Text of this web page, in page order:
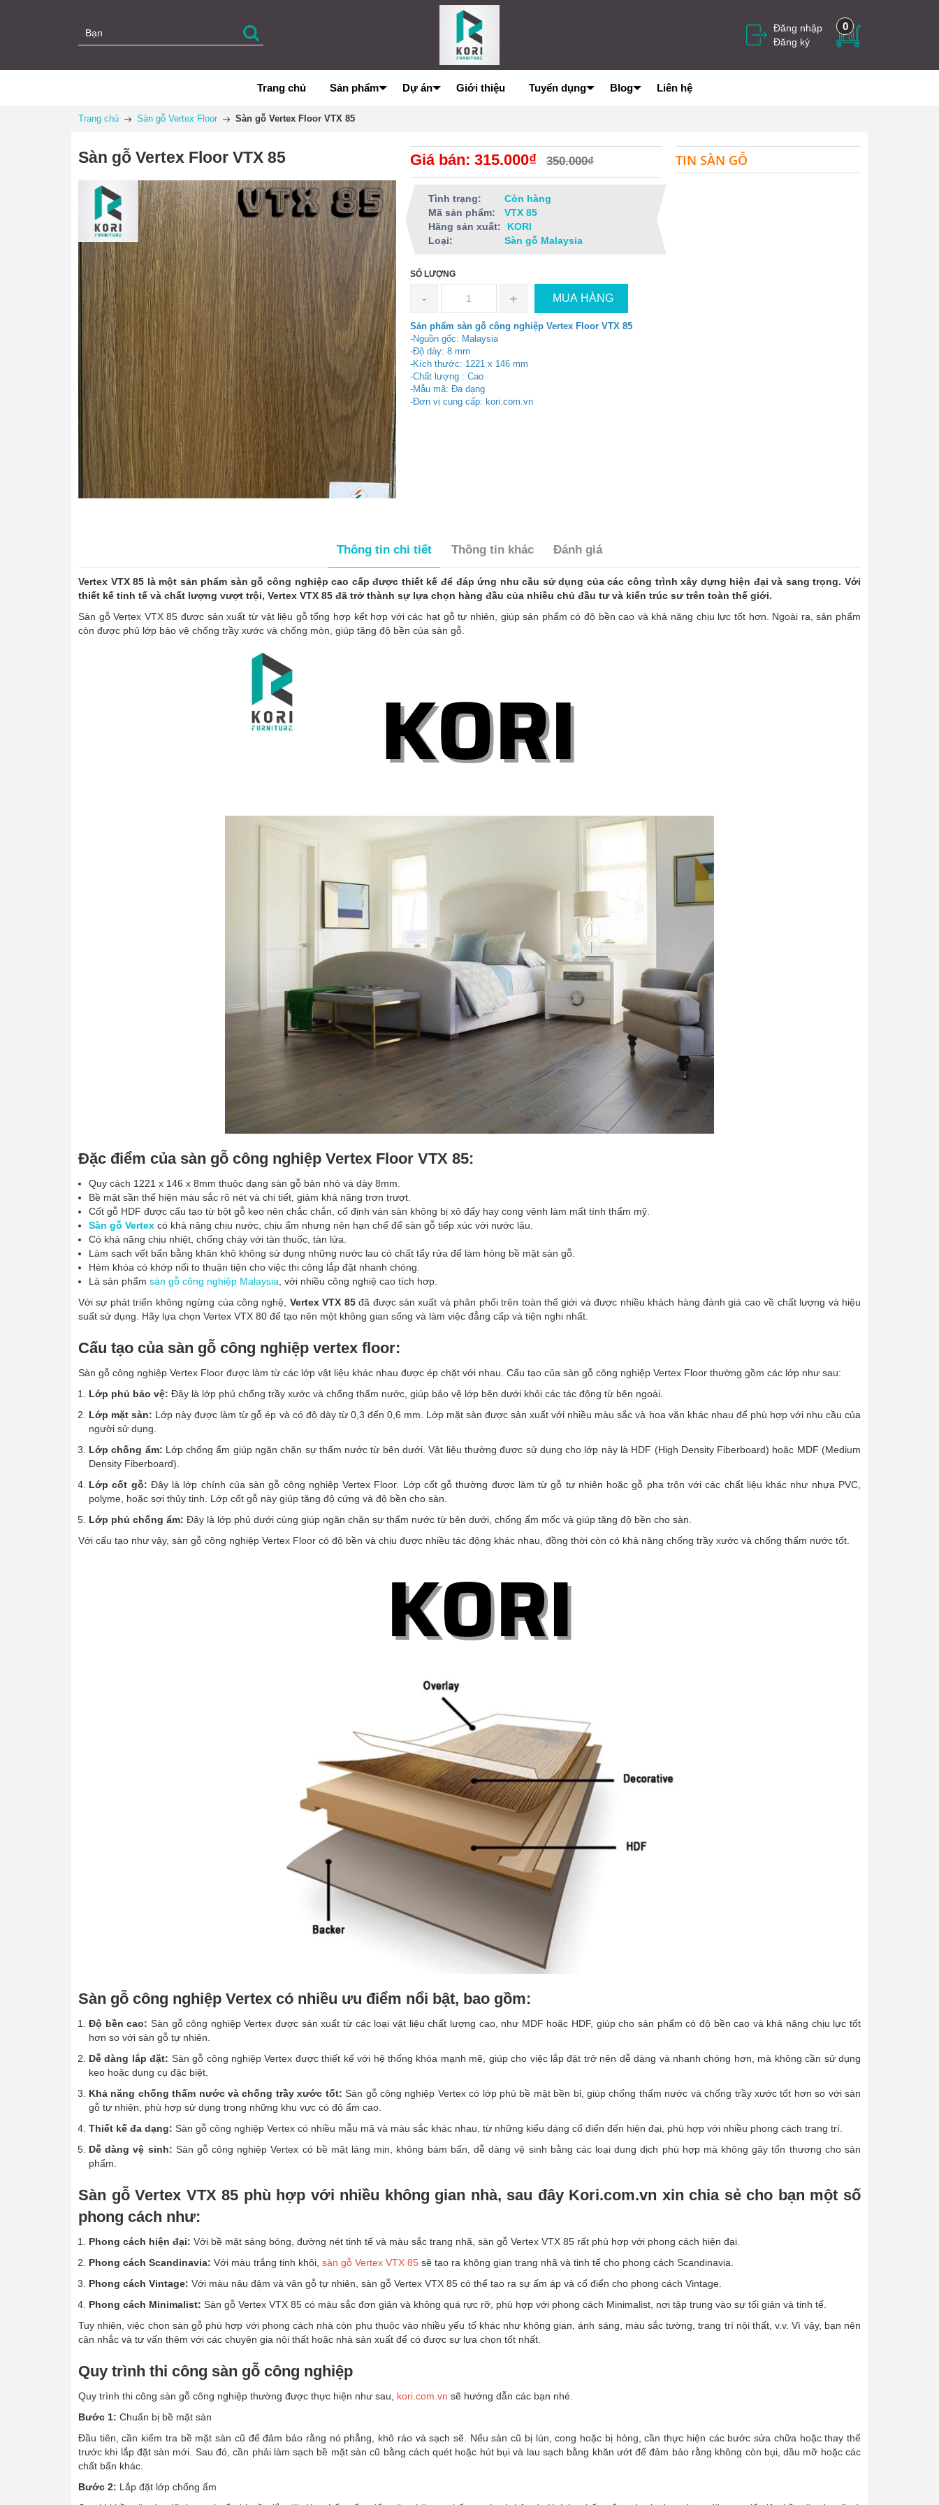
Đăng nhập
Đăng ký
0
Trang chủ Sản phẩm Dự án Giới thiệu Tuyển dụng Blog Liên hệ
Trang chủ Sàn gỗ Vertex Floor Sàn gỗ Vertex Floor VTX 85
Sàn gỗ Vertex Floor VTX 85 Giá bán: 315.000₫ 350.000₫
Tình trạng:
Còn hàng
Mã sản phẩm:
VTX 85
Hãng sản xuất:
KORI
Loại:
Sàn gỗ Malaysia
SỐ LƯỢNG
- + MUA HÀNG
Sản phẩm sàn gỗ công nghiệp Vertex Floor VTX 85
-Nguồn gốc: Malaysia
-Độ dày: 8 mm
-Kích thước: 1221 x 146 mm
-Chất lượng : Cao
-Mẫu mã: Đa dạng
-Đơn vị cung cấp: kori.com.vn
TIN SÀN GỖ
Thông tin chi tiết Thông tin khác Đánh giá
Vertex VTX 85 là một sản phẩm sàn gỗ công nghiệp cao cấp được thiết kế để đáp ứng nhu cầu sử dụng của các công trình xây dựng hiện đại và sang trọng. Với
thiết kế tinh tế và chất lượng vượt trội, Vertex VTX 85 đã trở thành sự lựa chọn hàng đầu của nhiều chủ đầu tư và kiến trúc sư trên toàn thế giới.
Sàn gỗ Vertex VTX 85 được sản xuất từ vật liệu gỗ tổng hợp kết hợp với các hạt gỗ tự nhiên, giúp sản phẩm có độ bền cao và khả năng chịu lực tốt hơn. Ngoài ra, sản phẩm
còn được phủ lớp bảo vệ chống trầy xước và chống mòn, giúp tăng độ bền của sàn gỗ.
Đặc điểm của sàn gỗ công nghiệp Vertex Floor VTX 85:
Quy cách 1221 x 146 x 8mm thuộc dạng sàn gỗ bản nhỏ và dày 8mm.
Bề mặt sần thể hiện màu sắc rõ nét và chi tiết, giảm khả năng trơn trượt.
Cốt gỗ HDF được cấu tạo từ bột gỗ keo nên chắc chắn, cố định ván sàn không bị xô đẩy hay cong vênh làm mất tính thẩm mỹ.
Sàn gỗ Vertex có khả năng chịu nước, chịu ẩm nhưng nên hạn chế để sàn gỗ tiếp xúc với nước lâu.
Có khả năng chịu nhiệt, chống cháy với tàn thuốc, tàn lửa.
Làm sạch vết bẩn bằng khăn khô không sử dụng những nước lau có chất tẩy rửa để làm hỏng bề mặt sàn gỗ.
Hèm khóa có khớp nối to thuận tiện cho việc thi công lắp đặt nhanh chóng.
Là sản phẩm sàn gỗ công nghiệp Malaysia , với nhiều công nghiệ cao tích hơp.
Với sự phát triển không ngừng của công nghệ, Vertex VTX 85đã được sản xuất và phân phối trên toàn thế giới và được nhiều khách hàng đánh giá cao về chất lượng và hiệu
suất sử dụng. Hãy lựa chọn Vertex VTX 80 để tạo nên một không gian sống và làm việc đẳng cấp và tiện nghi nhất.
Cấu tạo của sàn gỗ công nghiệp vertex floor:
Sàn gỗ công nghiệp Vertex Floor được làm từ các lớp vật liệu khác nhau được ép chặt với nhau. Cấu tạo của sàn gỗ công nghiệp Vertex Floor thường gồm các lớp như sau:
Lớp phủ bảo vệ: Đây là lớp phủ chống trầy xước và chống thấm nước, giúp bảo vệ lớp bên dưới khỏi các tác động từ bên ngoài.
Lớp mặt sàn: Lớp này được làm từ gỗ ép và có độ dày từ 0,3 đến 0,6 mm. Lớp mặt sàn được sản xuất với nhiều màu sắc và hoa văn khác nhau để phù hợp với nhu cầu của
người sử dụng.
Lớp chống ẩm: Lớp chống ẩm giúp ngăn chặn sự thấm nước từ bên dưới. Vật liệu thường được sử dụng cho lớp này là HDF (High Density Fiberboard) hoặc MDF (Medium
Density Fiberboard).
Lớp cốt gỗ: Đây là lớp chính của sàn gỗ công nghiệp Vertex Floor. Lớp cốt gỗ thường được làm từ gỗ tự nhiên hoặc gỗ pha trộn với các chất liệu khác như nhựa PVC,
polyme, hoặc sợi thủy tinh. Lớp cốt gỗ này giúp tăng độ cứng và độ bền cho sàn.
Lớp phủ chống ẩm: Đây là lớp phủ dưới cùng giúp ngăn chặn sự thấm nước từ bên dưới, chống ẩm mốc và giúp tăng độ bền cho sàn.
Với cấu tạo như vậy, sàn gỗ công nghiệp Vertex Floor có độ bền và chịu được nhiều tác động khác nhau, đồng thời còn có khả năng chống trầy xước và chống thấm nước tốt.
Sàn gỗ công nghiệp Vertex có nhiều ưu điểm nổi bật, bao gồm:
Độ bền cao: Sàn gỗ công nghiệp Vertex được sản xuất từ các loại vật liệu chất lượng cao, như MDF hoặc HDF, giúp cho sản phẩm có độ bền cao và khả năng chịu lực tốt
hơn so với sàn gỗ tự nhiên.
Dễ dàng lắp đặt: Sàn gỗ công nghiệp Vertex được thiết kế với hệ thống khóa mạnh mẽ, giúp cho việc lắp đặt trở nên dễ dàng và nhanh chóng hơn, mà không cần sử dụng
keo hoặc dụng cụ đặc biệt.
Khả năng chống thấm nước và chống trầy xước tốt: Sàn gỗ công nghiệp Vertex có lớp phủ bề mặt bền bỉ, giúp chống thấm nước và chống trầy xước tốt hơn so với sàn
gỗ tự nhiên, phù hợp sử dụng trong những khu vực có độ ẩm cao.
Thiết kế đa dạng: Sàn gỗ công nghiệp Vertex có nhiều mẫu mã và màu sắc khác nhau, từ những kiểu dáng cổ điển đến hiện đại, phù hợp với nhiều phong cách trang trí.
Dễ dàng vệ sinh: Sàn gỗ công nghiệp Vertex có bề mặt láng mịn, không bám bẩn, dễ dàng vệ sinh bằng các loại dung dịch phù hợp mà không gây tổn thương cho sản
phẩm.
Sàn gỗ Vertex VTX 85 phù hợp với nhiều không gian nhà, sau đây Kori.com.vn xin chia sẻ cho bạn một số
phong cách như:
Phong cách hiện đại: Với bề mặt sáng bóng, đường nét tinh tế và màu sắc trang nhã, sàn gỗ Vertex VTX 85 rất phù hợp với phong cách hiện đại.
Phong cách Scandinavia: Với màu trắng tinh khôi, sàn gỗ Vertex VTX 85 sẽ tạo ra không gian trang nhã và tinh tế cho phong cách Scandinavia.
Phong cách Vintage: Với màu nâu đậm và vân gỗ tự nhiên, sàn gỗ Vertex VTX 85 có thể tạo ra sự ấm áp và cổ điển cho phong cách Vintage.
Phong cách Minimalist: Sàn gỗ Vertex VTX 85 có màu sắc đơn giản và không quá rực rỡ, phù hợp với phong cách Minimalist, nơi tập trung vào sự tối giản và tinh tế.
Tuy nhiên, việc chọn sàn gỗ phù hợp với phong cách nhà còn phụ thuộc vào nhiều yếu tố khác như không gian, ánh sáng, màu sắc tường, trang trí nội thất, v.v. Vì vậy, bạn nên
cân nhắc và tư vấn thêm với các chuyên gia nội thất hoặc nhà sản xuất để có được sự lựa chọn tốt nhất.
Quy trình thi công sàn gỗ công nghiệp
Quy trình thi công sàn gỗ công nghiệp thường được thực hiện như sau, kori.com.vn sẽ hướng dẫn các bạn nhé.
Bước 1: Chuẩn bị bề mặt sàn
Đầu tiên, cần kiểm tra bề mặt sàn cũ để đảm bảo rằng nó phẳng, khô ráo và sạch sẽ. Nếu sàn cũ bị lún, cong hoặc bị hỏng, cần thực hiện các bước sửa chữa hoặc thay thế
trước khi lắp đặt sàn mới. Sau đó, cần phải làm sạch bề mặt sàn cũ bằng cách quét hoặc hút bụi và lau sạch bằng khăn ướt để đảm bảo rằng không còn bụi, dầu mỡ hoặc các
chất bẩn khác.
Bước 2: Lắp đặt lớp chống ẩm